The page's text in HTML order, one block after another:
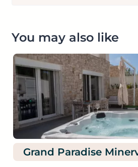
You may also like
Grand Paradise